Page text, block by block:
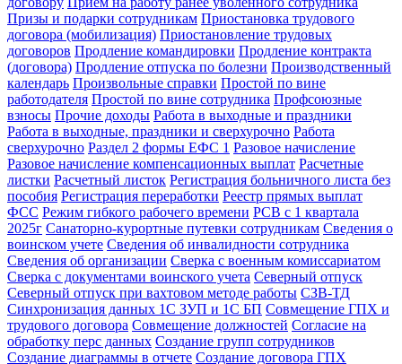
Призы и подарки сотрудникам Приостановка трудового
договора (мобилизация) Приостановление трудовых
договоров Продление командировки Продление контракта
(договора) Продление отпуска по болезни Производственный
календарь Произвольные справки Простой по вине
работодателя Простой по вине сотрудника Профсоюзные
взносы Прочие доходы Работа в выходные и праздники
Работа в выходные, праздники и сверхурочно Работа
сверхурочно Раздел 2 формы ЕФС 1 Разовое начисление
Разовое начисление компенсационных выплат Расчетные
листки Расчетный листок Регистрация больничного листа без
пособия Регистрация переработки Реестр прямых выплат
ФСС Режим гибкого рабочего времени РСВ с 1 квартала
2025г Санаторно-курортные путевки сотрудникам Сведения о
воинском учете Сведения об инвалидности сотрудника
Сведения об организации Сверка с военным комиссариатом
Сверка с документами воинского учета Северный отпуск
Северный отпуск при вахтовом методе работы СЗВ-ТД
Синхронизация данных 1С ЗУП и 1С БП Совмещение ГПХ и
трудового договора Совмещение должностей Согласие на
обработку перс данных Создание групп сотрудников
Создание диаграммы в отчете Создание договора ГПХ